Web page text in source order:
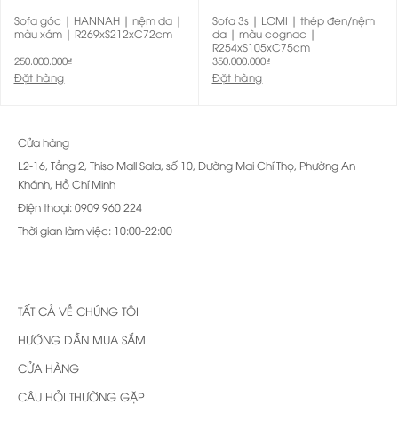
Sofa góc | HANNAH | nệm da |
màu xám | R269xS212xC72cm
250.000.000₫
Đặt hàng
Sofa 3s | LOMI | thép đen/nệm
da | màu cognac |
R254xS105xC75cm
350.000.000₫
Đặt hàng
Cửa hàng
L2-16, Tầng 2, Thiso Mall Sala, số 10, Đường Mai Chí Thọ, Phường An
Khánh, Hồ Chí Minh
Điện thoại: 0909 960 224
Thời gian làm việc: 10:00-22:00
TẤT CẢ VỀ CHÚNG TÔI
HƯỚNG DẪN MUA SẮM
CỬA HÀNG
CÂU HỎI THƯỜNG GẶP